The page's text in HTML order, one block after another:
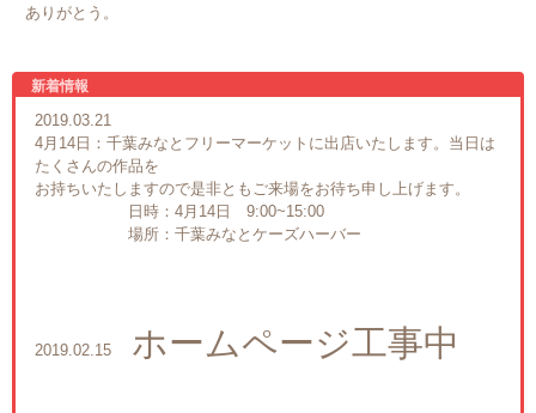
ありがとう。
新着情報
2019.03.21
4月14日：千葉みなとフリーマーケットに出店いたします。当日は
たくさんの作品を
お持ちいたしますので是非ともご来場をお待ち申し上げます。
日時：4月14日 9:00~15:00
場所：千葉みなとケーズハーバー
2019.02.15 ホームページ工事中